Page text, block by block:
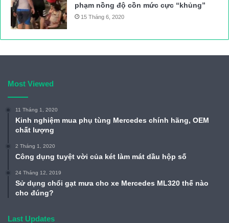
phạm nồng độ cồn mức cực “khủng”
15 Tháng 6, 2020
Most Viewed
11 Tháng 1, 2020
Kinh nghiệm mua phụ tùng Mercedes chính hãng, OEM
chất lượng
2 Tháng 1, 2020
Công dụng tuyệt vời của két làm mát dầu hộp số
24 Tháng 12, 2019
Sử dụng chổi gạt mưa cho xe Mercedes ML320 thế nào
cho đúng?
Last Updates